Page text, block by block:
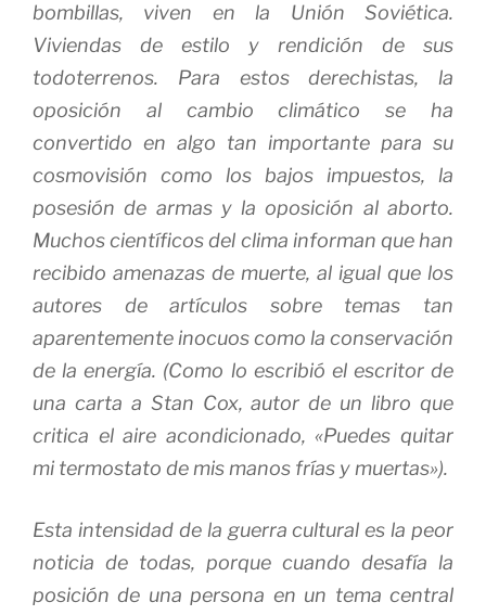
bombillas, viven en la Unión Soviética.
Viviendas de estilo y rendición de sus
todoterrenos.
Para estos derechistas, la
oposición al cambio climático se ha
convertido en algo tan importante para su
cosmovisión como los bajos impuestos, la
posesión de armas y la oposición al aborto.
Muchos científicos del clima informan que han
recibido amenazas de muerte, al igual que los
autores de artículos sobre temas tan
aparentemente inocuos como la conservación
de la energía. (Como lo escribió el escritor de
una carta a Stan Cox, autor de un libro que
critica el aire acondicionado, «Puedes quitar
mi termostato de mis manos frías y muertas»).
Esta intensidad de la guerra cultural es la peor
noticia de todas, porque cuando desafía la
posición de una persona en un tema central